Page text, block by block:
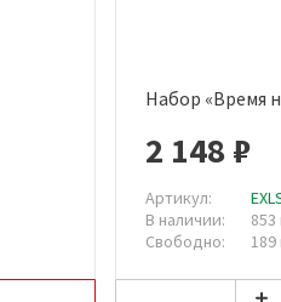
Набор «Время
2 148 ₽
Артикул:
В наличии:
Свободно: